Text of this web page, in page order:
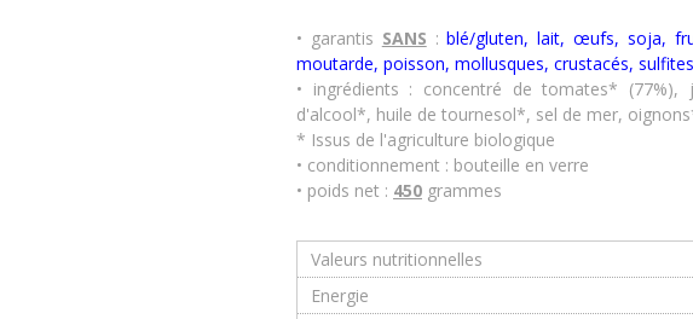
• garantis SANS :blé/gluten, lait, œufs, soja,
moutarde, poisson, mollusques, crustacés,
• ingrédients : concentré de tomates*
d'alcool*, huile de tournesol*, sel de mer,
* Issus de l'agriculture biologique
• conditionnement : bouteille en verre
• poids net : 450 grammes
Valeurs nutritionnelles
Energie